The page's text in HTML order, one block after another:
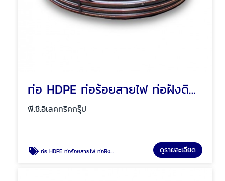
ท่อ HDPE ท่อร้อยสายไฟ ท่อฝังดิน พัทยา ชลบุรี
พี.ซี.อิเลคทริคกรุ๊ป
ท่อ HDPE ท่อร้อยสายไฟ ท่อฝังดิน พัทยา ชลบุรี ดูรายละเอียด